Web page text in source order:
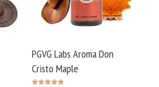
PGVG Labs Aroma Don
Cristo Maple